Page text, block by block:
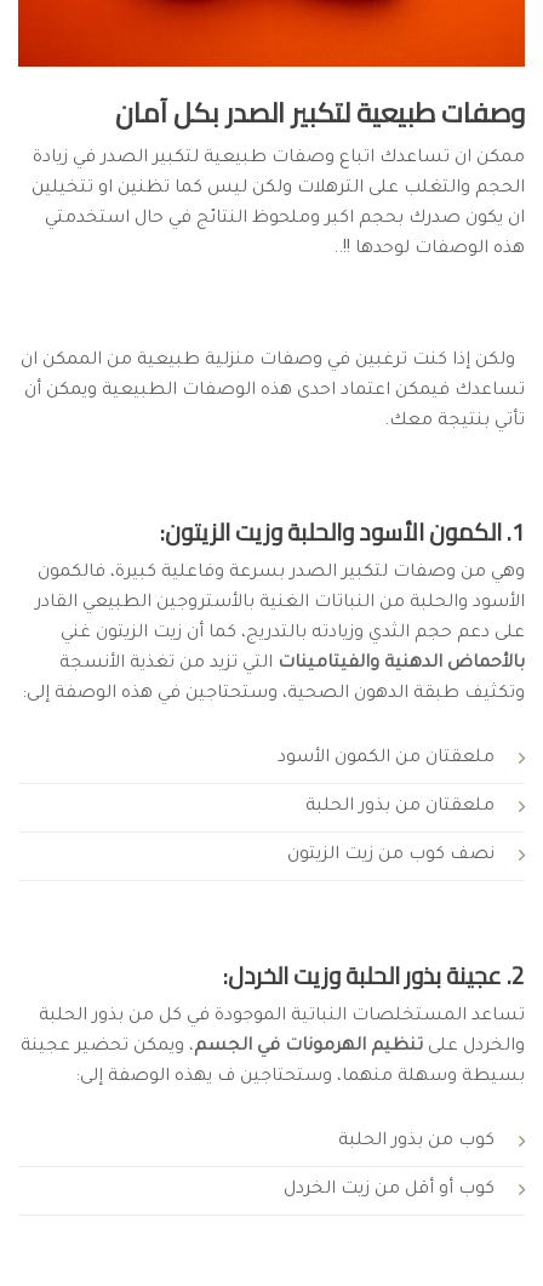
وصفات طبيعية لتكبير الصدر بكل آمان
ممكن ان تساعدك اتباع وصفات طبيعية لتكبير الصدر في زيادة
الحجم والتغلب على الترهلات ولكن ليس كما تظنين او تتخيلين
ان يكون صدرك بحجم اكبر وملحوظ النتائج في حال استخدمتي
هذه الوصفات لوحدها !!..
ولكن إذا كنت ترغبين في وصفات منزلية طبيعية من الممكن ان
تساعدك فيمكن اعتماد احدى هذه الوصفات الطبيعية ويمكن أن
تأتي بنتيجة معك.
1. الكمون الأسود والحلبة وزيت الزيتون:
وهي من وصفات لتكبير الصدر بسرعة وفاعلية كبيرة، فالكمون
الأسود والحلبة من النباتات الغنية بالأستروجين الطبيعي القادر
على دعم حجم الثدي وزيادته بالتدريج، كما أن زيت الزيتون غني
بالأحماض الدهنية والفيتامينات التي تزيد من تغذية الأنسجة
وتكثيف طبقة الدهون الصحية، وستحتاجين في هذه الوصفة إلى:
ملعقتان من الكمون الأسود
ملعقتان من بذور الحلبة
نصف كوب من زيت الزيتون
2. عجينة بذور الحلبة وزيت الخردل:
تساعد المستخلصات النباتية الموجودة في كل من بذور الحلبة
والخردل على تنظيم الهرمونات في الجسم، ويمكن تحضير عجينة
بسيطة وسهلة منهما، وستحتاجين ف يهذه الوصفة إلى:
كوب من بذور الحلبة
كوب أو أقل من زيت الخردل